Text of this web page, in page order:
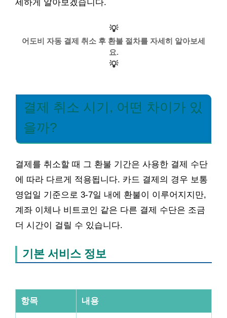
세하게 알아보겠습니다.
💡
어도비 자동 결제 취소 후 환불 절차를 자세히 알아보세
요.
💡
결제 취소 시기, 어떤 차이가 있
을까?
결제를 취소할 때 그 환불 기간은 사용한 결제 수단
에 따라 다르게 적용됩니다. 카드 결제의 경우 보통
영업일 기준으로 3-7일 내에 환불이 이루어지지만,
계좌 이체나 비트코인 같은 다른 결제 수단은 조금
더 시간이 걸릴 수 있습니다.
기본 서비스 정보
항목 내용